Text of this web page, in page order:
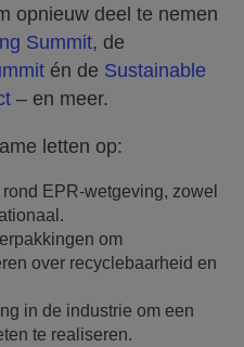
opnieuw deel te nemen
Summit, de
én de Sustainable
– en meer.
letten op:
EPR-wetgeving, zowel
om
over recyclebaarheid en
in de industrie om een
te realiseren.